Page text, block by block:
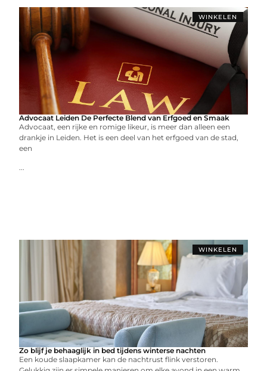
WINKELEN
Advocaat Leiden De Perfecte Blend van Erfgoed en Smaak
Advocaat, een rijke en romige likeur, is meer dan alleen een
drankje in Leiden. Het is een deel van het erfgoed van de stad,
een
...
WINKELEN
Zo blijf je behaaglijk in bed tijdens winterse nachten
Een koude slaapkamer kan de nachtrust flink verstoren.